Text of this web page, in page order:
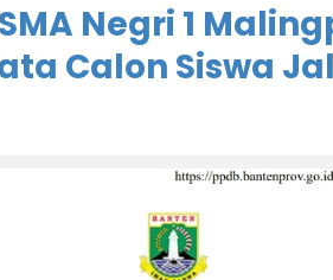
Negri 1
Calon Siswa